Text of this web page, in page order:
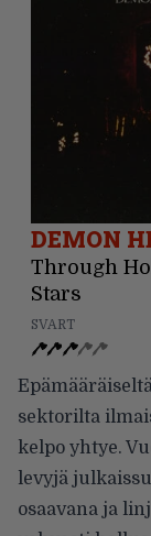
DEMON
Through
Stars
SVART
sektorilta
kelpo yhtye.
levyjä
osaavana ja